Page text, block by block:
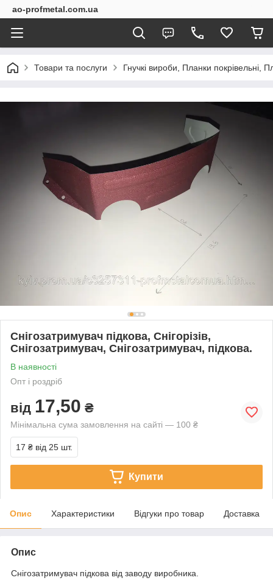
ao-profmetal.com.ua
Товари та послуги Гнучкі вироби, Планки покрівельні,
Снігозатримувач підкова, Снігорізів,
Снігозатримувач, Снігозатримувач, підкова.
В наявності
Опт і роздріб
від 17,50 ₴
Мінімальна сума замовлення на сайті — 100 ₴
17 ₴ від 25 шт.
Купити
Опис Характеристики Відгуки про товар Доставка
Опис
Снігозатримувач підкова від заводу виробника.